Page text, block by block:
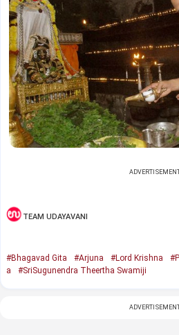
TEAM UDAYAVANI
#Bhagavad Gita #Arjuna #Lord Krishna
a
#SriSugunendra Theertha Swamiji